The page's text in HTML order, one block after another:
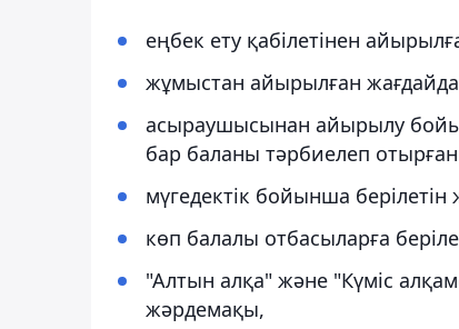
еңбек ету қабілетінен
жұмыстан айырылған
асыраушысынан айырылу
бар баланы тәрбиелеп
мүгедектік бойынша
көп балалы отбасыларға
"Алтын алқа" және "Күміс
жәрдемақы,